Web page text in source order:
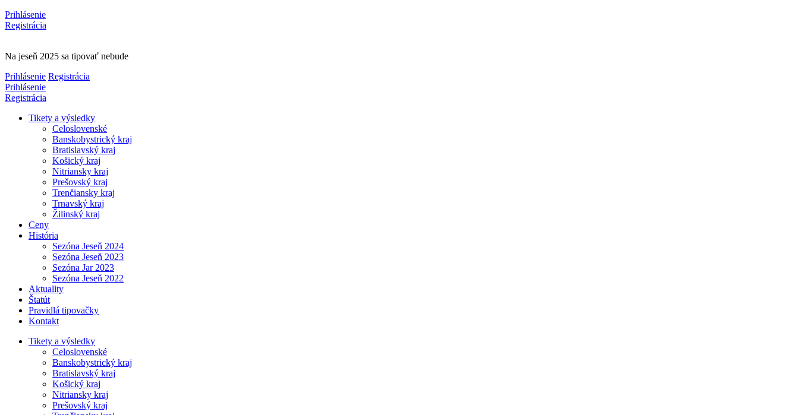
Prihlásenie
Registrácia
Na jeseň 2025 sa tipovať nebude
Prihlásenie Registrácia
Prihlásenie
Registrácia
Tikety a výsledky
Celoslovenské
Banskobystrický kraj
Bratislavský kraj
Košický kraj
Nitriansky kraj
Prešovský kraj
Trenčiansky kraj
Trnavský kraj
Žilinský kraj
Ceny
História
Sezóna Jeseň 2024
Sezóna Jeseň 2023
Sezóna Jar 2023
Sezóna Jeseň 2022
Aktuality
Štatút
Pravidlá tipovačky
Kontakt
Tikety a výsledky
Celoslovenské
Banskobystrický kraj
Bratislavský kraj
Košický kraj
Nitriansky kraj
Prešovský kraj